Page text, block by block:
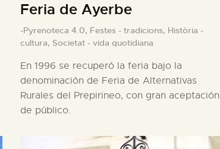
Feria de Ayerbe
-Pyrenoteca 4.0, Festes - tradicions, Història -
cultura, Societat - vida quotidiana
En 1996 se recuperó la feria bajo la
denominación de Feria de Alternativas
Rurales del Prepirineo, con gran aceptación
de público.